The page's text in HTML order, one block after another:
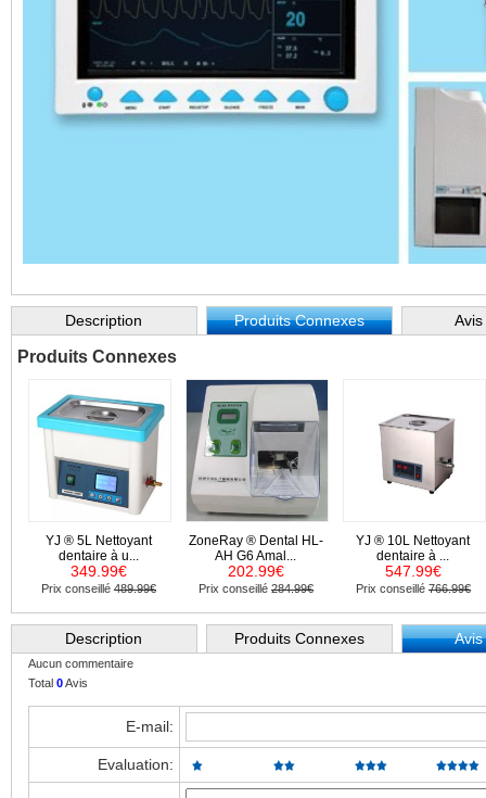
Description Produits Connexes
Produits Connexes
YJ ® 5L Nettoyant
dentaire à u...
349.99€
Prix conseillé 489.99€
ZoneRay ® Dental HL-
AH G6 Amal...
202.99€
Prix conseillé 284.99€
YJ ® 10L Nettoyant
dentaire à ...
547.99€
Prix conseillé 766.99€
Description Produits Connexes
Aucun commentaire
Total 0Avis
E-mail:
Evaluation: